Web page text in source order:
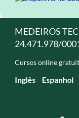
MEDEIROS
24.471.978/
Cursos online
Inglês Espanhol